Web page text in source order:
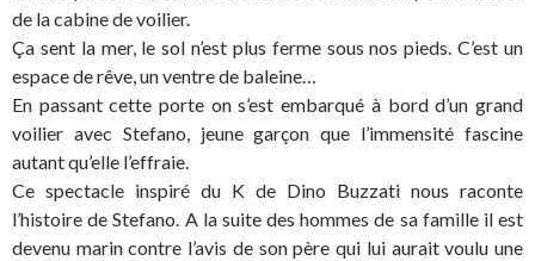
de la cabine de voilier.
Ça sent la mer, le sol n’est plus ferme sous nos pieds. C’est un
espace de rêve, un ventre de baleine…
En passant cette porte on s’est embarqué à bord d’un grand
voilier avec Stefano, jeune garçon que l’immensité fascine
autant qu’elle l’effraie.
Ce spectacle inspiré du K de Dino Buzzati nous raconte
l’histoire de Stefano. A la suite des hommes de sa famille il est
devenu marin contre l’avis de son père qui lui aurait voulu une